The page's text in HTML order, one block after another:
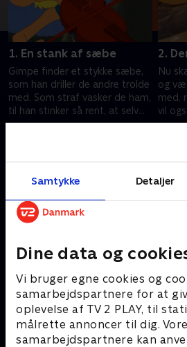
Samtykke Detaljer
Dine data og
Vi bruger egne cookies og
samarbejdspartnere for at
oplevelse af TV 2 PLAY, til
målrette annoncer til dig.
samarbejdspartnere kan
1. En stank af sæbe
Gimpe finder et stykke sæbe,
som han driller de andre trolde
med. Som straf vasker de ham,
til han stinker så rent, at selv
ikke Humpe kan holde det ud!
2.
Nu
og
med,
vil
Andre så også
Jungledyret Hugo
Børneserier • 1 sæsoner